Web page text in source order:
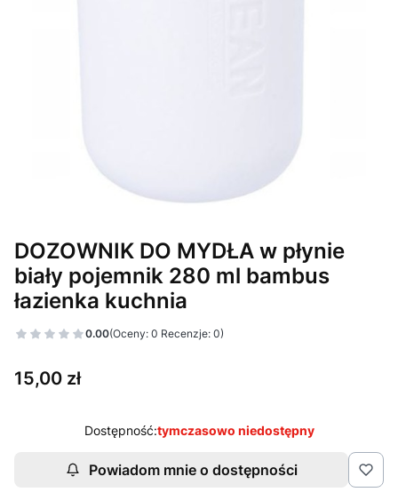
DOZOWNIK DO MYDŁA w płynie
biały pojemnik 280 ml bambus
łazienka kuchnia
0.00(Oceny: 0 Recenzje: 0)
Cena
15,00 zł
Dostępność:tymczasowo niedostępny
Powiadom mnie o dostępności